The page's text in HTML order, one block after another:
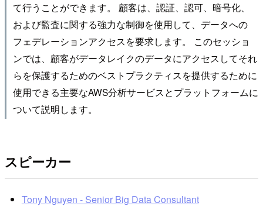
て行うことができます。 顧客は、認証、認可、暗号化、
および監査に関する強力な制御を使用して、データへの
フェデレーションアクセスを要求します。 このセッショ
ンでは、顧客がデータレイクのデータにアクセスしてそれ
らを保護するためのベストプラクティスを提供するために
使用できる主要なAWS分析サービスとプラットフォームに
ついて説明します。
スピーカー
Tony Nguyen - Senior Big Data Consultant